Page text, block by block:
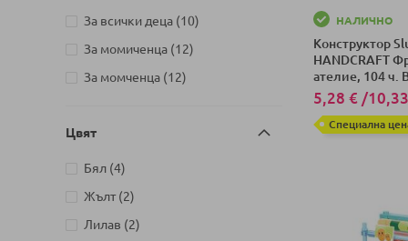
НАЛИЧНО
Конструктор
HANDCRAFT
ателие, 104 ч.
5,28 € /
Специална
Търговище 10
артикули
За всички деца 10
артикули
За момиченца 12
артикули
За момченца 12
артикули
Цвят
Бял 4
артикули
Жълт 2
артикули
Лилав
2
артикули